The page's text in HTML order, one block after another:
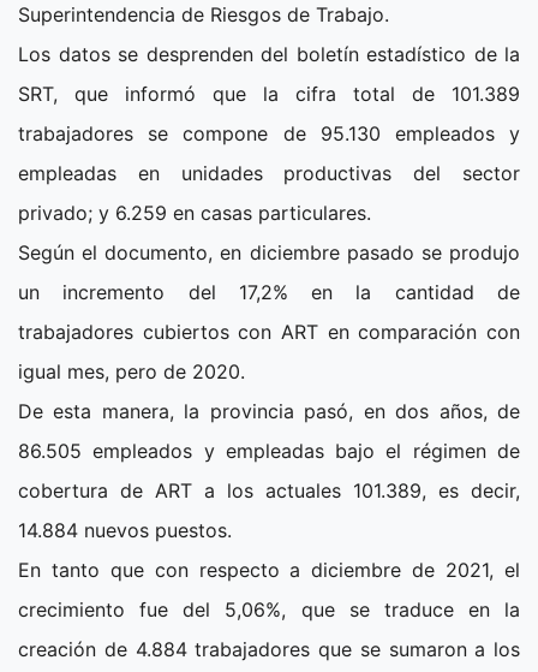
Superintendencia de Riesgos de Trabajo.
Los datos se desprenden del boletín estadístico de la
SRT, que informó que la cifra total de 101.389
trabajadores se compone de 95.130 empleados y
empleadas en unidades productivas del sector
privado; y 6.259 en casas particulares.
Según el documento, en diciembre pasado se produjo
un incremento del 17,2% en la cantidad de
trabajadores cubiertos con ART en comparación con
igual mes, pero de 2020.
De esta manera, la provincia pasó, en dos años, de
86.505 empleados y empleadas bajo el régimen de
cobertura de ART a los actuales 101.389, es decir,
14.884 nuevos puestos.
En tanto que con respecto a diciembre de 2021, el
crecimiento fue del 5,06%, que se traduce en la
creación de 4.884 trabajadores que se sumaron a los